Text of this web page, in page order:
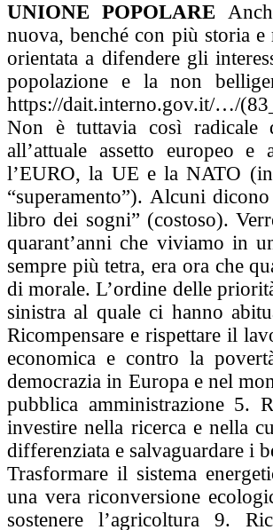
UNIONE POPOLARE
nuova, benché con più storia e
orientata a difendere gli
popolazione e la non
https://dait.interno.gov.it/…/
Non è tuttavia così radicale
all’attuale assetto europeo
l’EURO, la UE e la NATO
“superamento”). Alcuni
libro dei sogni” (costoso).
quarant’anni che viviamo in
sempre più tetra, era ora che
di morale. L’ordine delle
sinistra al quale ci hanno
Ricompensare e rispettare il
economica e contro la
democrazia in Europa e nel
pubblica amministrazione 5.
investire nella ricerca e nella
differenziata e salvaguardare i
Trasformare il sistema
una vera riconversione
sostenere l’agricoltura 9.